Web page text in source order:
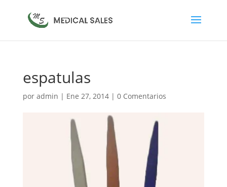
espatulas
por admin | Ene 27, 2014| 0 Comentarios